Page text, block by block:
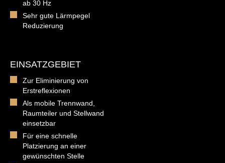
ab 30 Hz
Sehr gute Lärmpegel
Reduzierung
EINSATZGEBIET
Zur Eliminierung von
Erstreflexionen
Als mobile Trennwand,
Raumteiler und Stellwand
einsetzbar
Für eine schnelle
Platzierung an einer
gewünschten Stelle